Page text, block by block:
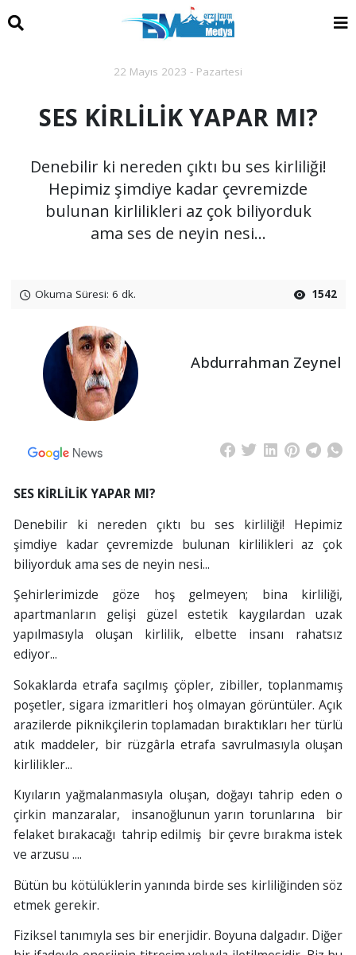
22 Mayıs 2023 - Pazartesi
SES KİRLİLİK YAPAR MI?
Denebilir ki nereden çıktı bu ses kirliliği!
Hepimiz şimdiye kadar çevremizde
bulunan kirlilikleri az çok biliyorduk
ama ses de neyin nesi...
Okuma Süresi: 6 dk. 1542
Abdurrahman Zeynel
SES KİRLİLİK YAPAR MI?
Denebilir ki nereden çıktı bu ses kirliliği! Hepimiz
şimdiye kadar çevremizde bulunan kirlilikleri az çok
biliyorduk ama ses de neyin nesi...
Şehirlerimizde göze hoş gelmeyen; bina kirliliği,
apartmanların gelişi güzel estetik kaygılardan uzak
yapılmasıyla oluşan kirlilik, elbette insanı rahatsız
ediyor...
Sokaklarda etrafa saçılmış çöpler, zibiller, toplanmamış
poşetler, sigara izmaritleri hoş olmayan görüntüler. Açık
arazilerde piknikçilerin toplamadan bıraktıkları her türlü
atık maddeler, bir rüzgârla etrafa savrulmasıyla oluşan
kirlilikler...
Kıyıların yağmalanmasıyla oluşan, doğayı tahrip eden o
çirkin manzaralar, insanoğlunun yarın torunlarına bir
felaket bırakacağı tahrip edilmiş bir çevre bırakma istek
ve arzusu ....
Bütün bu kötülüklerin yanında birde ses kirliliğinden söz
etmek gerekir.
Fiziksel tanımıyla ses bir enerjidir. Boyuna dalgadır. Diğer